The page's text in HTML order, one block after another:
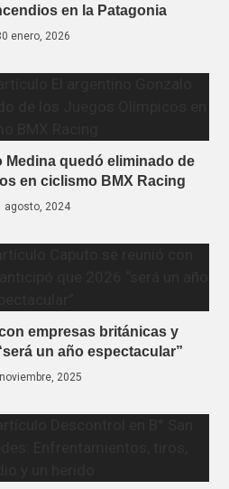
en la Patagonia
enero, 2026
Medina quedó eliminado de
en ciclismo BMX Racing
agosto, 2024
empresas británicas y
un año espectacular”
2025